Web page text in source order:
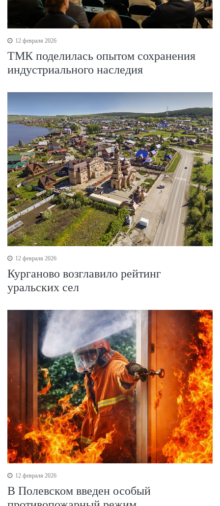
12 февраля 2026
ТМК поделилась опытом сохранения
индустриального наследия
12 февраля 2026
Курганово возглавило рейтинг
уральских сел
12 февраля 2026
В Полевском введен особый